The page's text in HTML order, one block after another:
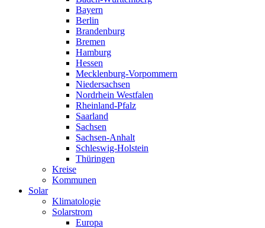
Bayern
Berlin
Brandenburg
Bremen
Hamburg
Hessen
Mecklenburg-Vorpommern
Niedersachsen
Nordrhein Westfalen
Rheinland-Pfalz
Saarland
Sachsen
Sachsen-Anhalt
Schleswig-Holstein
Thüringen
Kreise
Kommunen
Solar
Klimatologie
Solarstrom
Europa